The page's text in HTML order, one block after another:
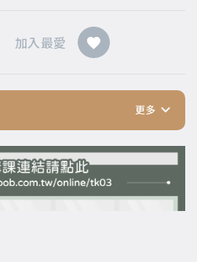
加入最愛